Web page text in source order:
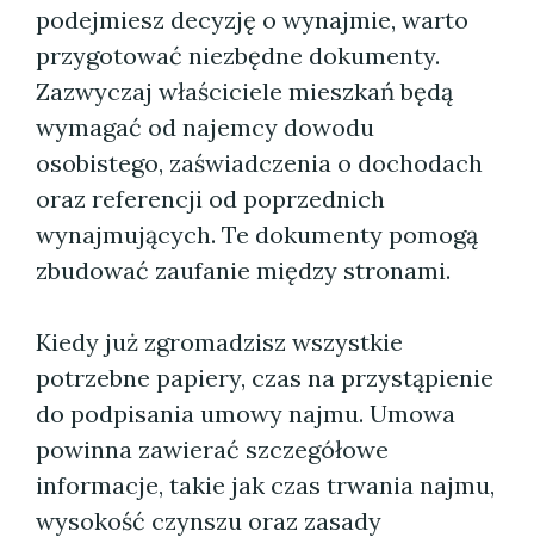
podejmiesz decyzję o wynajmie, warto
przygotować niezbędne dokumenty.
Zazwyczaj właściciele mieszkań będą
wymagać od najemcy dowodu
osobistego, zaświadczenia o dochodach
oraz referencji od poprzednich
wynajmujących. Te dokumenty pomogą
zbudować zaufanie między stronami.
Kiedy już zgromadzisz wszystkie
potrzebne papiery, czas na przystąpienie
do podpisania umowy najmu. Umowa
powinna zawierać szczegółowe
informacje, takie jak czas trwania najmu,
wysokość czynszu oraz zasady